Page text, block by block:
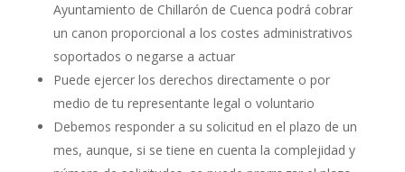
Ayuntamiento de Chillarón de Cuenca podrá cobrar
un canon proporcional a los costes administrativos
soportados o negarse a actuar
Puede ejercer los derechos directamente o por
medio de tu representante legal o voluntario
Debemos responder a su solicitud en el plazo de un
mes, aunque, si se tiene en cuenta la complejidad y